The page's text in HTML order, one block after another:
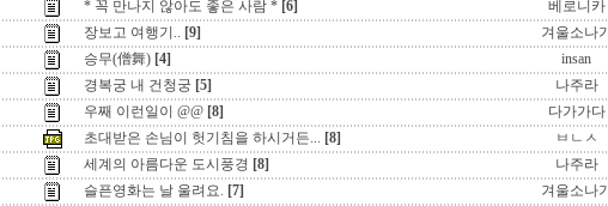
* 꼭 만나지 않아도 좋은 사람 * [6] 베로니카
장보고 여행기.. [9] 겨울소나기
승무(僧舞) [4] insan
경복궁 내 건청궁 [5] 나주라
우째 이런일이 @@ [8] 다가가다
초대받은 손님이 헛기침을 하시거든... [8] ㅂㄴㅅ
세계의 아름다운 도시풍경 [8] 나주라
슬픈영화는 날 울려요. [7] 겨울소나기